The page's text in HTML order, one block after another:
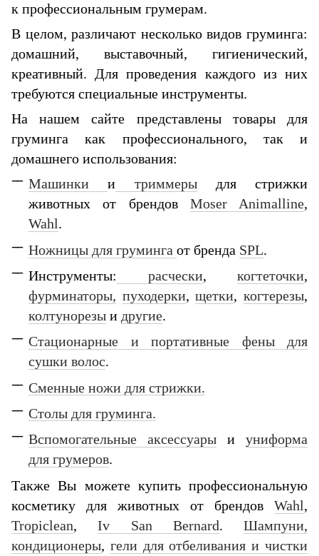
к профессиональным грумерам.
В целом, различают несколько видов груминга:
домашний, выставочный, гигиенический,
креативный. Для проведения каждого из них
требуются специальные инструменты.
На нашем сайте представлены товары для
груминга как профессионального, так и
домашнего использования:
Машинкии триммерыдля стрижки
животных от брендов Moser Animalline,
Wahl.
Ножницы для груминга от бренда SPL.
Инструменты: расчески, когтеточки,
фурминаторы, пуходерки,щетки,когтерезы,
колтунорезы и другие.
Стационарные и портативные фены для
сушки волос.
Сменные ножи для стрижки.
Столы для груминга.
Вспомогательные аксессуары и униформа
для грумеров.
Также Вы можете купить профессиональную
косметику для животных от брендов Wahl,
Tropiclean,Iv San Bernard. Шампуни,
кондиционеры, гели для отбеливания и чистки